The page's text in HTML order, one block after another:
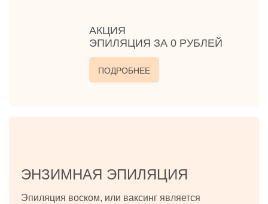
АКЦИЯ
ЭПИЛЯЦИЯ ЗА 0 РУБЛЕЙ
ПОДРОБНЕЕ
ЭНЗИМНАЯ ЭПИЛЯЦИЯ
Эпиляция воском, или ваксинг является